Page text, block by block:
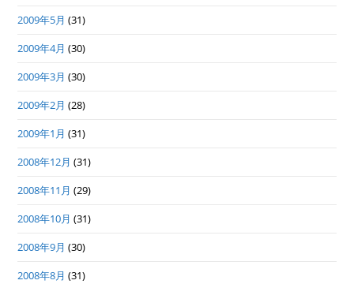
2009年5月 (31)
2009年4月 (30)
2009年3月 (30)
2009年2月 (28)
2009年1月 (31)
2008年12月 (31)
2008年11月 (29)
2008年10月 (31)
2008年9月 (30)
2008年8月 (31)